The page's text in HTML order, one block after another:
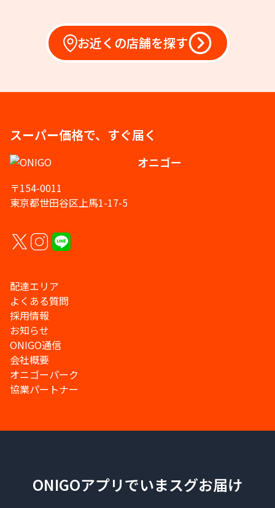
お近くの店舗を探す
スーパー価格で、すぐ届く
オニゴー
〒154-0011
東京都世田谷区上馬1-17-5
配達エリア
よくある質問
採用情報
お知らせ
ONIGO通信
会社概要
オニゴーパーク
協業パートナー
ONIGOアプリでいまスグお届け